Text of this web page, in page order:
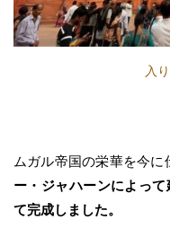
入
ムガル帝国の栄華を今
ー・ジャハーンによっ
て完成しました。